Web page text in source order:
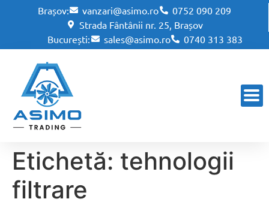
Brașov: vanzari@asimo.ro
0752 090 209
Strada Fântânii nr. 25, Brașov
București:
sales@asimo.ro 0740 313 383
Etichetă: tehnologii
filtrare